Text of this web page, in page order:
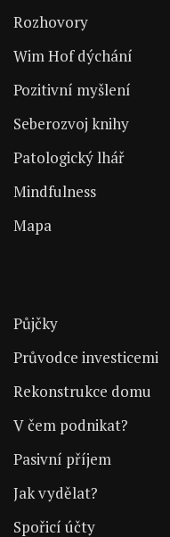
Rozhovory
Wim Hof dýchání
Pozitivní myšlení
Seberozvoj knihy
Patologický lhář
Mindfulness
Mapa
Půjčky
Průvodce investicemi
Rekonstrukce domu
V čem podnikat?
Pasivní příjem
Jak vydělat?
Spořicí účty